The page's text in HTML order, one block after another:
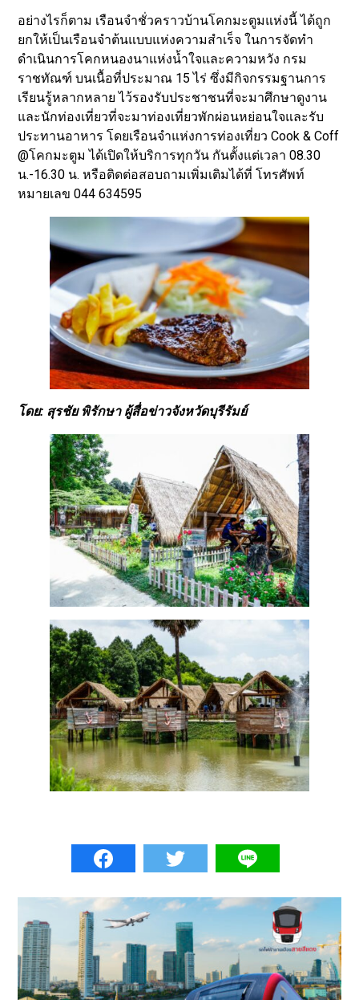
อย่างไรก็ตาม เรือนจำชั่วคราวบ้านโคกมะตูมแห่งนี้ ได้ถูก
ยกให้เป็นเรือนจำต้นแบบแห่งความสำเร็จ ในการจัดทำ
ดำเนินการโคกหนองนาแห่งน้ำใจและความหวัง กรม
ราชทัณฑ์ บนเนื้อที่ประมาณ 15 ไร่ ซึ่งมีกิจกรรมฐานการ
เรียนรู้หลากหลาย ไว้รองรับประชาชนที่จะมาศึกษาดูงาน
และนักท่องเที่ยวที่จะมาท่องเที่ยวพักผ่อนหย่อนใจและรับ
ประทานอาหาร โดยเรือนจำแห่งการท่องเที่ยว Cook & Coff
@โคกมะตูม ได้เปิดให้บริการทุกวัน กันตั้งแต่เวลา 08.30
น.-16.30 น. หรือติดต่อสอบถามเพิ่มเติมได้ที่ โทรศัพท์
หมายเลข 044 634595
โดย: สุรชัย พิรักษา ผู้สื่อข่าวจังหวัดบุรีรัมย์